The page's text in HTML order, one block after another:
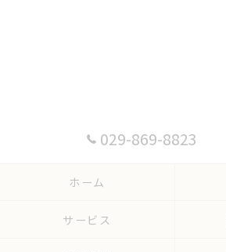
029-869-8823
ホーム
サービス